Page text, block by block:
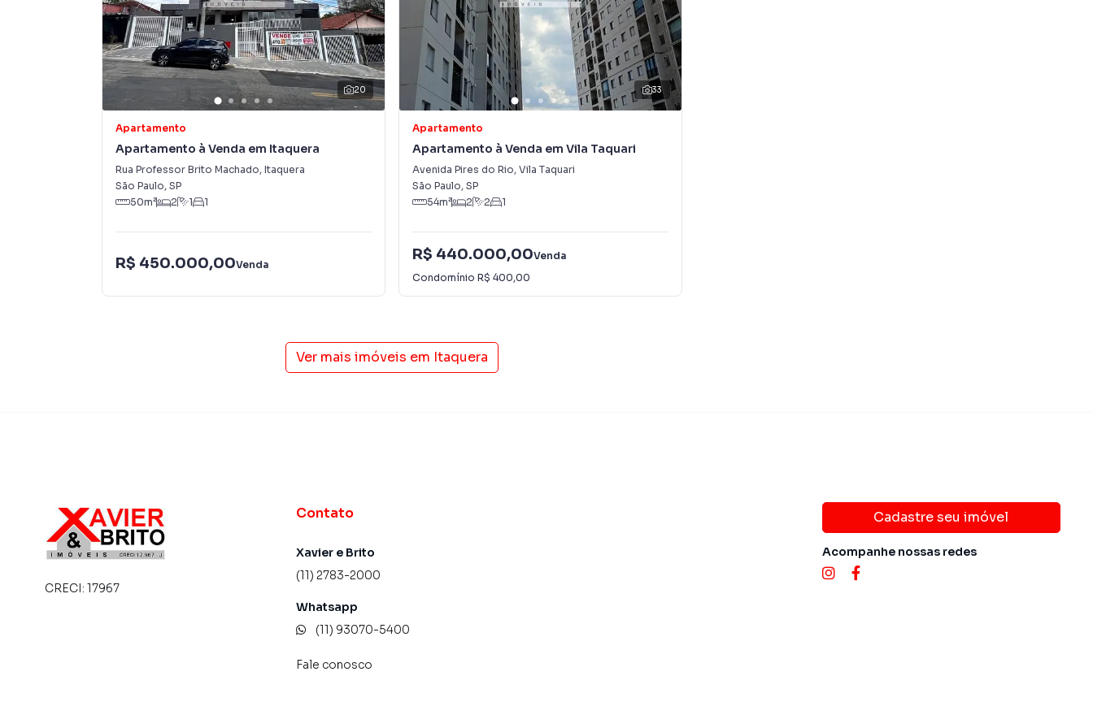
20
Apartamento
Apartamento à Venda em Itaquera
Rua Professor Brito Machado, Itaquera
São Paulo, SP
50m² 2 1 1
R$ 450.000,00Venda
33
Apartamento
Apartamento à Venda em Vila Taquari
Avenida Pires do Rio, Vila Taquari
São Paulo, SP
54m² 2 2 1
R$ 440.000,00Venda
Condomínio R$ 400,00
Ver mais imóveis em Itaquera
CRECI: 17967
Contato
Xavier e Brito
(11) 2783-2000
Whatsapp
(11) 93070-5400
Fale conosco
Cadastre seu imóvel
Acompanhe nossas redes